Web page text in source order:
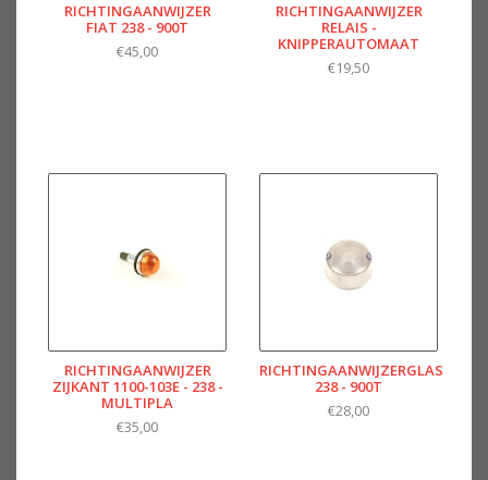
RICHTINGAANWIJZER
FIAT 238 - 900T
€45,00
RICHTINGAANWIJZER
RELAIS -
KNIPPERAUTOMAAT
€19,50
RICHTINGAANWIJZER
ZIJKANT 1100-103E - 238 -
MULTIPLA
€35,00
RICHTINGAANWIJZERGLAS
238 - 900T
€28,00